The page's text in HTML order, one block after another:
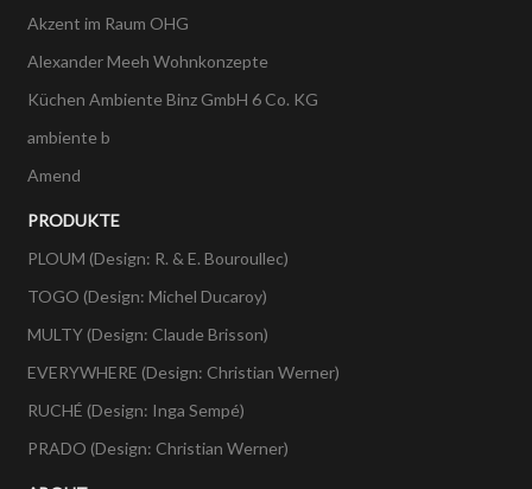
Akzent im Raum OHG
Alexander Meeh Wohnkonzepte
Küchen Ambiente Binz GmbH 6 Co. KG
ambiente b
Amend
PRODUKTE
PLOUM (Design: R. & E. Bouroullec)
TOGO (Design: Michel Ducaroy)
MULTY (Design: Claude Brisson)
EVERYWHERE (Design: Christian Werner)
RUCHÉ (Design: Inga Sempé)
PRADO (Design: Christian Werner)